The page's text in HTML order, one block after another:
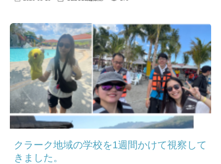
クラーク地域の学校を1週間かけて視察して
きました。